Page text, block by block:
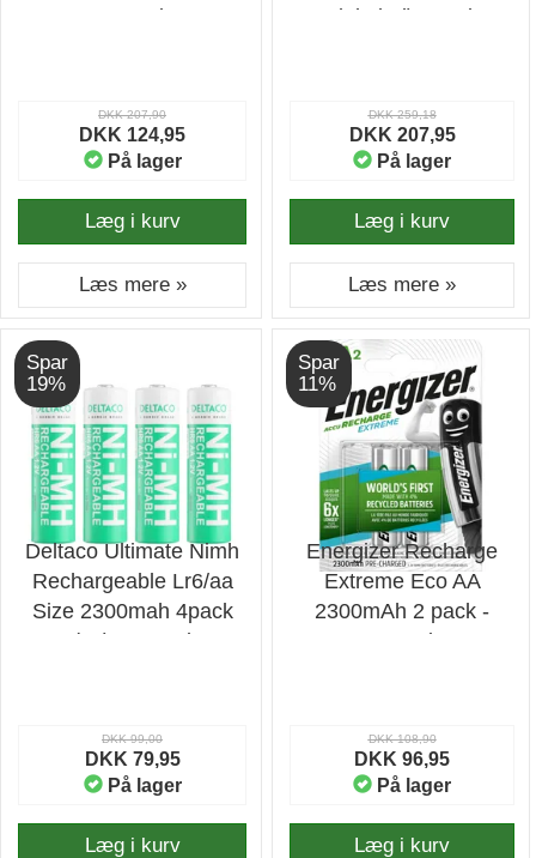
Batteri
DKK 207,90
DKK 124,95
På lager
Læg i kurv
Læs mere »
Ladekabel) - 4 stk. -
DKK 259,18
DKK 207,95
På lager
Læg i kurv
Læs mere »
Spar
19%
Deltaco Ultimate Nimh
Rechargeable Lr6/aa
Size 2300mah 4pack
(sg) - Batteri
DKK 99,00
DKK 79,95
På lager
Læg i kurv
Spar
11%
Energizer Recharge
Extreme Eco AA
2300mAh 2 pack -
Batteri
DKK 108,90
DKK 96,95
På lager
Læg i kurv